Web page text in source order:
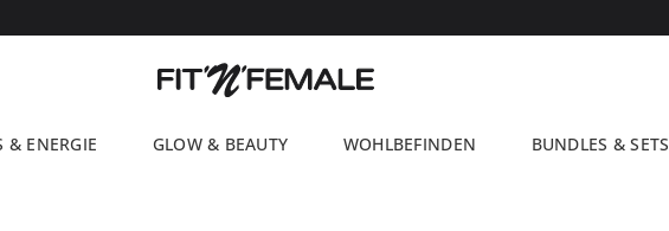
& ENERGIE GLOW & BEAUTY WOHLBEFINDEN BUNDLES & SETS